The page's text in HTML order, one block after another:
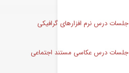
جلسات درس نرم افزارهای گرافیکی
جلسات درس عکاسی مستند اجتماعی